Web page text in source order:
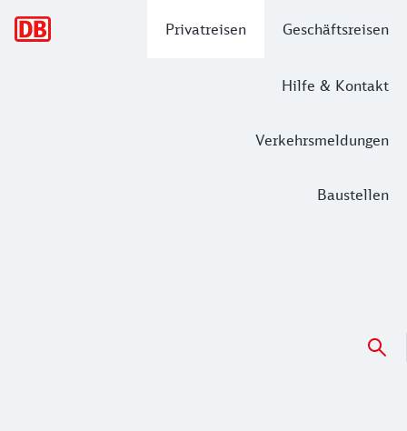
Privatreisen Geschäftsreisen
Hilfe & Kontakt
Verkehrsmeldungen
Baustellen